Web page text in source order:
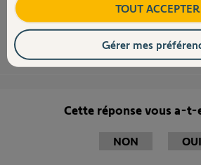
Thomas M. il y a presque 8 ans
Cette réponse vous a-t-
NON OUI
TOUT ACCEPTER
Gérer mes